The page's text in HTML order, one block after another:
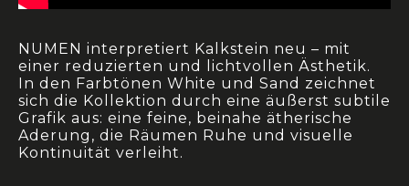
NUMEN interpretiert Kalkstein neu – mit
einer reduzierten und lichtvollen Ästhetik.
In den Farbtönen White und Sand zeichnet
sich die Kollektion durch eine äußerst subtile
Grafik aus: eine feine, beinahe ätherische
Aderung, die Räumen Ruhe und visuelle
Kontinuität verleiht.